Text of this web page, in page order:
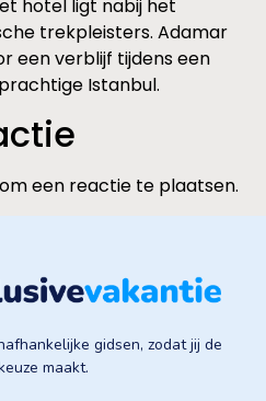
hotel ligt nabij het
trekpleisters. Adamar
een verblijf tijdens een
Istanbul.
om een reactie te plaatsen.
gidsen, zodat jij de
maakt.